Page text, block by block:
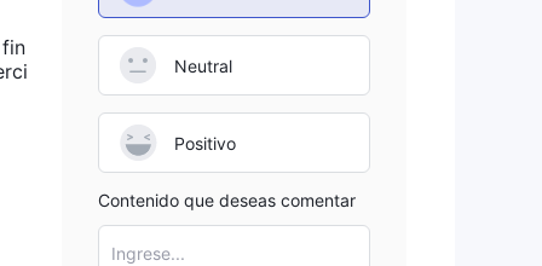
Neutral
Positivo
Contenido que deseas comentar
Ingrese...